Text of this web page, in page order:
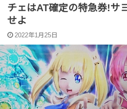
チェはAT確定の特急券!サ
せよ
2022年1月25日